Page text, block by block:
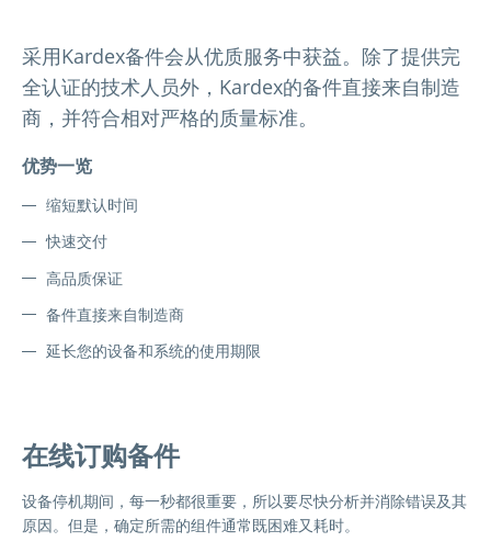
采用Kardex备件会从优质服务中获益。除了提供完
全认证的技术人员外，Kardex的备件直接来自制造
商，并符合相对严格的质量标准。
优势一览
缩短默认时间
快速交付
高品质保证
备件直接来自制造商
延长您的设备和系统的使用期限
在线订购备件
设备停机期间，每一秒都很重要，所以要尽快分析并消除错误及其
原因。但是，确定所需的组件通常既困难又耗时。